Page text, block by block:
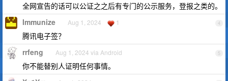
全网宣告的话可以公证之之后有专门的公示服务，登报之类的。
4
Immunize Aug 1, 2024 1
腾讯电子签？
5
rrfeng Aug 1, 2024 via Android
你不能替别人证明任何事情。